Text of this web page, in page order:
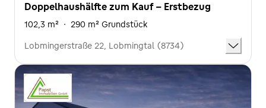
Doppelhaushälfte zum Kauf - Erstbezug
102,3 m² · 290 m² Grundstück
Lobmingerstraße 22, Lobmingtal (8734)